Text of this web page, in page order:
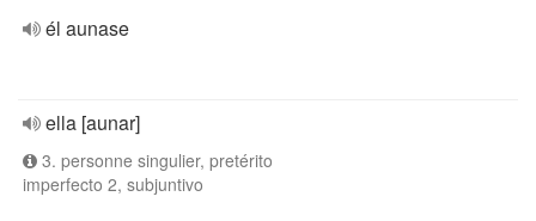
él aunase
ella [aunar]
3. personne singulier, pretérito
imperfecto 2, subjuntivo